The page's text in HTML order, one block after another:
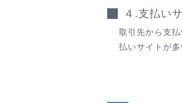
４.支払い
取引先から支
払いサイトが